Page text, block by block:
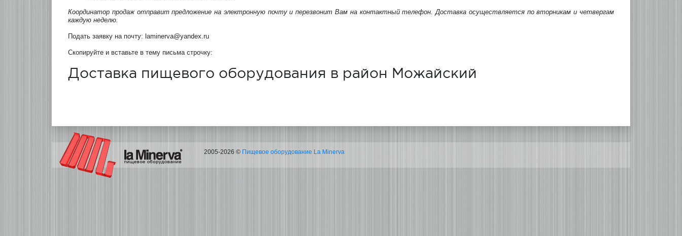
Координатор продаж отправит предложение на электронную почту и перезвонит Вам на контактный телефон. Доставка осуществляется по вторникам и четвергам
каждую неделю.
Подать заявку на почту: laminerva@yandex.ru
Скопируйте и вставьте в тему письма строчку:
Доставка пищевого оборудования в район Можайский
2005-2026 © Пищевое оборудование La Minerva